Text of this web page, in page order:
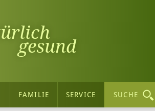
gesund
FAMILIE SERVICE SUCHE